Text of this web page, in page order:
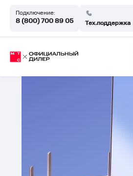
Подключение:
8 (800) 700 89 05 Тех.поддержка